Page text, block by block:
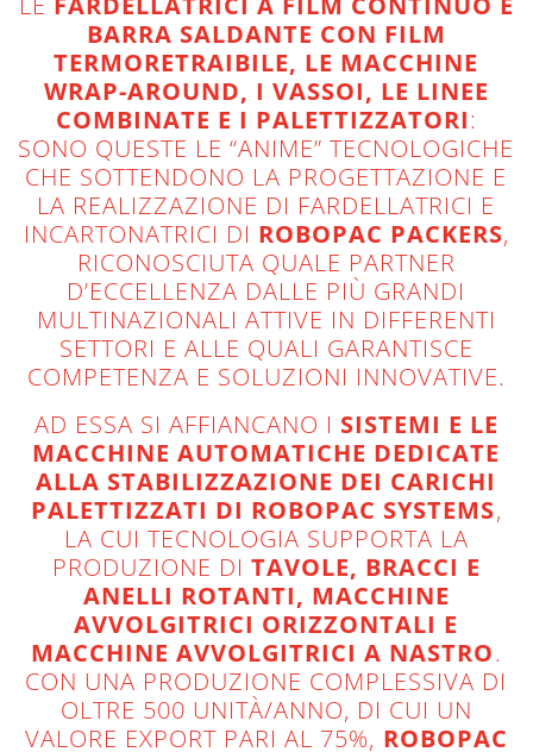
BARRA SALDANTE CON FILM
TERMORETRAIBILE, LE MACCHINE
WRAP-AROUND, I VASSOI, LE LINEE
COMBINATE E I PALETTIZZATORI:
SONO QUESTE LE “ANIME” TECNOLOGICHE
CHE SOTTENDONO LA PROGETTAZIONE E
LA REALIZZAZIONE DI FARDELLATRICI E
INCARTONATRICI DI ROBOPAC PACKERS,
RICONOSCIUTA QUALE PARTNER
D’ECCELLENZA DALLE PIÙ GRANDI
MULTINAZIONALI ATTIVE IN DIFFERENTI
SETTORI E ALLE QUALI GARANTISCE
COMPETENZA E SOLUZIONI INNOVATIVE.
AD ESSA SI AFFIANCANO I SISTEMI E LE
MACCHINE AUTOMATICHE DEDICATE
ALLA STABILIZZAZIONE DEI CARICHI
PALETTIZZATI DI ROBOPAC SYSTEMS,
LA CUI TECNOLOGIA SUPPORTA LA
PRODUZIONE DI TAVOLE, BRACCI E
ANELLI ROTANTI, MACCHINE
AVVOLGITRICI ORIZZONTALI E
MACCHINE AVVOLGITRICI A NASTRO.
CON UNA PRODUZIONE COMPLESSIVA DI
OLTRE 500 UNITÀ/ANNO, DI CUI UN
VALORE EXPORT PARI AL 75%, ROBOPAC